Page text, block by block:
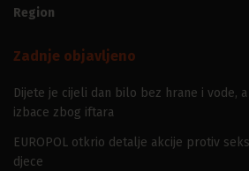
Region
Zadnje objavljeno
Dijete je cijeli dan bilo bez hrane i vode,
izbace zbog iftara
EUROPOL otkrio detalje akcije protiv
djece